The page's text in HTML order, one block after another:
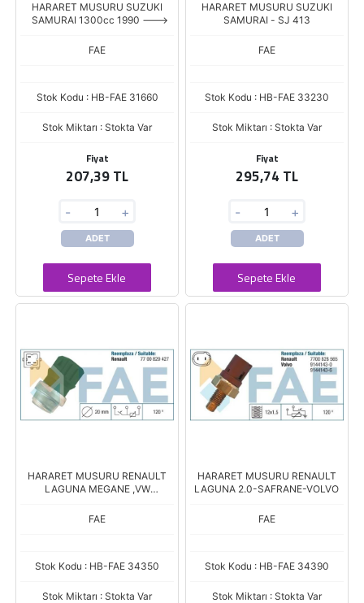
HARARET MUSURU SUZUKI
SAMURAI 1300cc 1990 --->
FAE
Stok Kodu : HB-FAE 31660
Stok Miktarı : Stokta Var
Fiyat
207,39 TL
- +
ADET
Sepete Ekle
HARARET MUSURU SUZUKI
SAMURAI - SJ 413
FAE
Stok Kodu : HB-FAE 33230
Stok Miktarı : Stokta Var
Fiyat
295,74 TL
- +
ADET
Sepete Ekle
HARARET MUSURU RENAULT
LAGUNA MEGANE ,VW
FAE
Stok Kodu : HB-FAE 34350
Stok Miktarı : Stokta Var
HARARET MUSURU RENAULT
LAGUNA 2.0-SAFRANE-VOLVO
FAE
Stok Kodu : HB-FAE 34390
Stok Miktarı : Stokta Var